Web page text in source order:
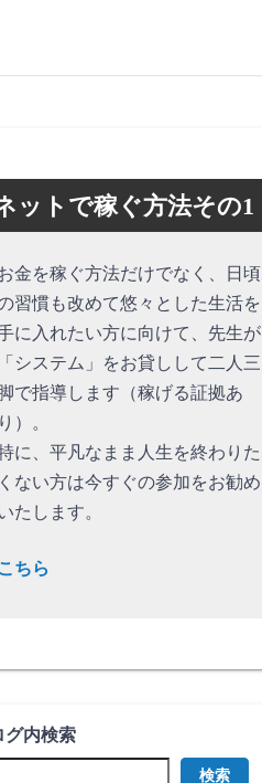
ットで稼ぐ方法その1
金を稼ぐ方法だけでなく、日頃
習慣も改めて悠々とした生活を
に入れたい方に向けて、先生が
「システム」をお貸しして二人三
脚で指導します（稼げる証拠あ
り）。
に、平凡なまま人生を終わりた
くない方は今すぐの参加をお勧め
たします。
こちら
グ内検索
検索